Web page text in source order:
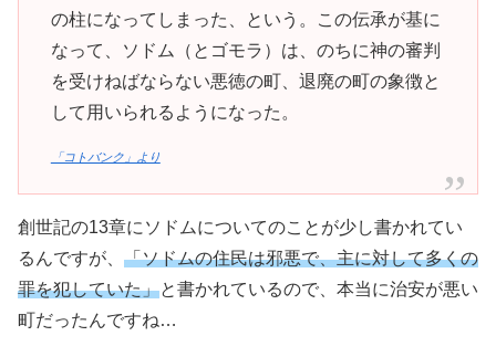
の柱になってしまった、という。この伝承が基に
なって、ソドム（とゴモラ）は、のちに神の審判
を受けねばならない悪徳の町、退廃の町の象徴と
して用いられるようになった。
「コトバンク」より
創世記の13章にソドムについてのことが少し書かれてい
るんですが、 「ソドムの住民は邪悪で、主に対して多くの
罪を犯していた」と書かれているので、本当に治安が悪い
町だったんですね…